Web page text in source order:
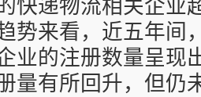
快递物流相关企业
势来看，近五年间
业的注册数量呈现
量有所回升，但仍